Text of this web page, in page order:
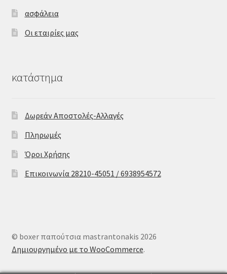
ασφάλεια
Οι εταιρίες μας
κατάστημα
Δωρεάν Αποστολές-Αλλαγές
Πληρωμές
Όροι Χρήσης
Επικοινωνία 28210-45051 / 6938954572
© boxer παπούτσια mastrantonakis 2026
Δημιουργημένο με το WooCommerce.